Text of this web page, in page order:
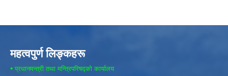
महत्वपुर्ण लिङ्कहरू
• प्रधानमन्त्री तथा मन्त्रिपरिषद्को कार्यालय